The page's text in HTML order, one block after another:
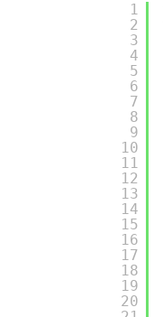
1
2
3
4
5
6
7
8
9
10
11
12
13
14
15
16
17
18
19
20